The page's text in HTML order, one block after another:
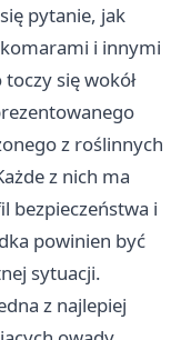
pytanie, jak
i innymi
się wokół
z roślinnych
z nich ma
bezpieczeństwa i
powinien być
sytuacji.
z najlepiej